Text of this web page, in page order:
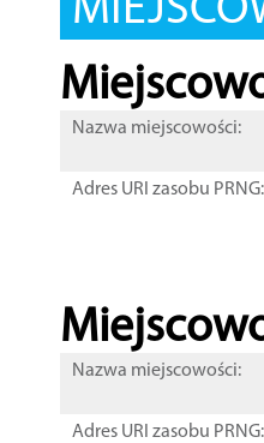
Nazwa miejscowości:
Adres URI zasobu PRNG:
Nazwa miejscowości:
Adres URI zasobu PRNG: